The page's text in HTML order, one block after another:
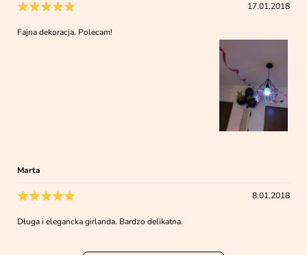
17.01.2018
Fajna dekoracja. Polecam!
Marta
8.01.2018
Długa i elegancka girlanda. Bardzo delikatna.